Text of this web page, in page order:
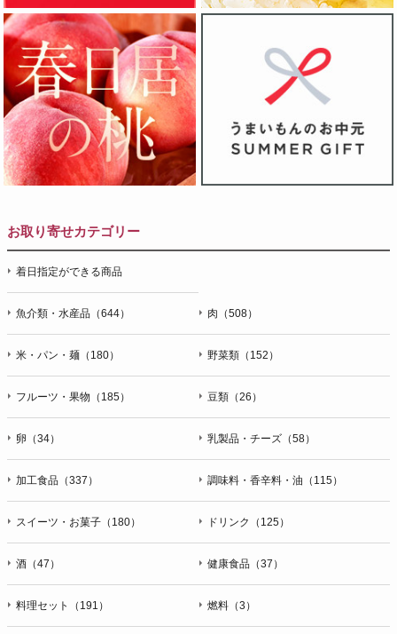
お取り寄せカテゴリー
着日指定ができる商品
魚介類・水産品（644） 肉（508）
米・パン・麺（180） 野菜類（152）
フルーツ・果物（185） 豆類（26）
卵（34） 乳製品・チーズ（58）
加工食品（337） 調味料・香辛料・油（115）
スイーツ・お菓子（180） ドリンク（125）
酒（47） 健康食品（37）
料理セット（191） 燃料（3）